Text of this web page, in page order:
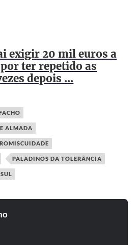
exigir 20 mil euros a
ter repetido as
depois ...
ALMADA
PALADINOS DA TOLERÂNCIA